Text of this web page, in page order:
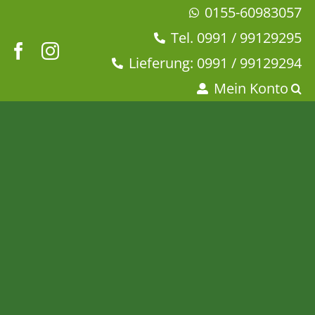
springen
0155-60983057
Tel. 0991 / 99129295
Lieferung: 0991 / 99129294
Mein Konto